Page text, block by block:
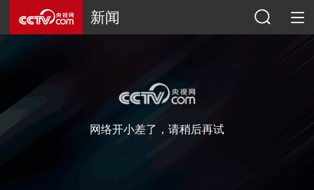
新闻
网络开小差了，请稍后再试